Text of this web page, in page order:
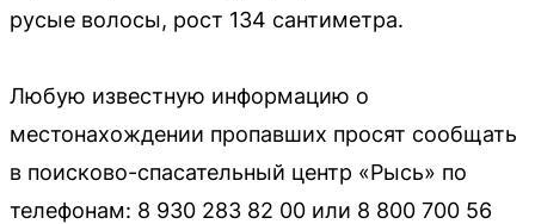
русые волосы, рост 134 сантиметра.
Любую известную информацию о
местонахождении пропавших просят сообщать
в поисково-спасательный центр «Рысь» по
телефонам: 8 930 283 82 00 или 8 800 700 56